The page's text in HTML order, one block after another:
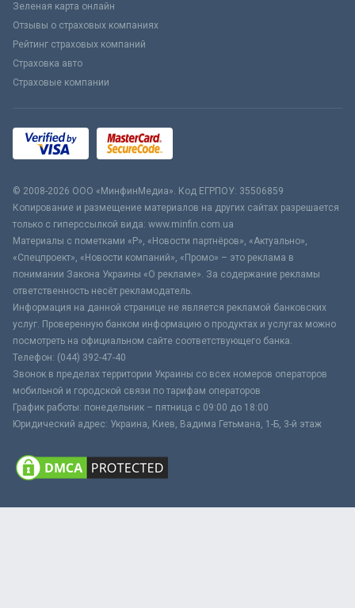
Зеленая карта онлайн
Отзывы о страховых компаниях
Рейтинг страховых компаний
Страховка авто
Страховые компании
© 2008-2026 ООО «МинфинМедиа». Код ЕГРПОУ: 35506859
Копирование и размещение материалов на других сайтах разрешается
только с гиперссылкой вида: www.minfin.com.ua
Материалы с пометками «Р», «Новости партнёров», «Актуально»,
«Спецпроект», «Новости компаний», «Промо» – это реклама в
понимании Закона Украины «О рекламе». За содержание рекламы
ответственность несёт рекламодатель.
Информация на данной странице не является рекламой банковских
услуг. Проверенную банком информацию о продуктах и услугах можно
посмотреть на официальном сайте соответствующего банка.
Телефон: (044) 392-47-40
Звонок в пределах территории Украины со всех номеров операторов
мобильной и городской связи по тарифам операторов
График работы: понедельник – пятница с 09:00 до 18:00
Юридический адрес: Украина, Киев, Вадима Гетьмана, 1-Б, 3-й этаж